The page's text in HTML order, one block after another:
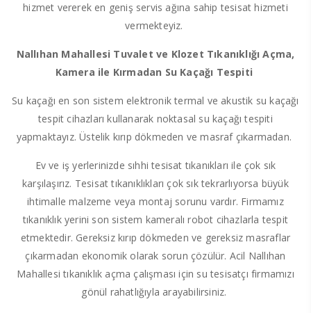
hizmet vererek en geniş servis ağına sahip tesisat hizmeti
vermekteyiz.
Nallıhan Mahallesi Tuvalet ve Klozet Tıkanıklığı Açma,
Kamera ile Kırmadan Su Kaçağı Tespiti
Su kaçağı en son sistem elektronik termal ve akustik su kaçağı
tespit cihazları kullanarak noktasal su kaçağı tespiti
yapmaktayız. Üstelik kırıp dökmeden ve masraf çıkarmadan.
Ev ve iş yerlerinizde sıhhi tesisat tıkanıkları ile çok sık
karşılaşırız. Tesisat tıkanıklıkları çok sık tekrarlıyorsa büyük
ihtimalle malzeme veya montaj sorunu vardır. Firmamız
tıkanıklık yerini son sistem kameralı robot cihazlarla tespit
etmektedir. Gereksiz kırıp dökmeden ve gereksiz masraflar
çıkarmadan ekonomik olarak sorun çözülür. Acil Nallıhan
Mahallesi tıkanıklık açma çalışması için su tesisatçı firmamızı
gönül rahatlığıyla arayabilirsiniz.